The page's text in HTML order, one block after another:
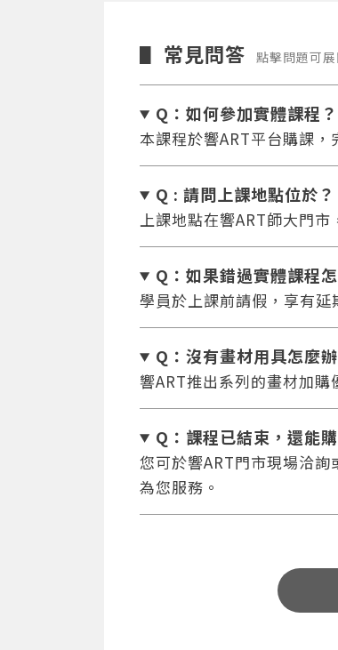
▋ 常見問答 點擊問題可
Q：如何參加實體課程？
本課程於響ART平台購課
Q : 請問上課地點位於？
上課地點在響ART師大門
Q：如果錯過實體課程
學員於上課前請假，享有
Q：沒有畫材用具怎麼辦
響ART推出系列的畫材加購
Q：課程已結束，還能
您可於響ART門市現場洽
為您服務。